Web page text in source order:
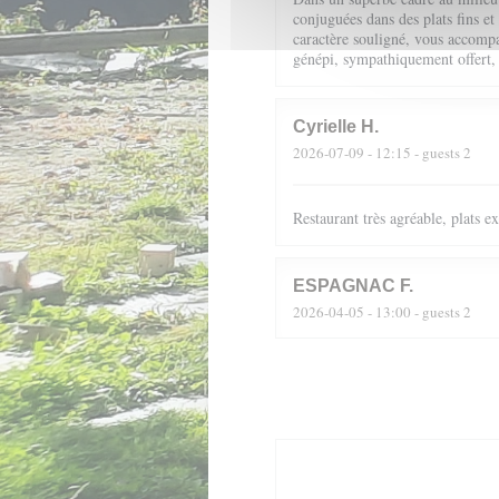
conjuguées dans des plats fins
caractère souligné, vous
génépi, sympathiquement
Cyrielle H
2026-07-09 - 12:15 - guests 2
Restaurant très agréable, plats
ESPAGNAC F
2026-04-05 - 13:00 - guests 2